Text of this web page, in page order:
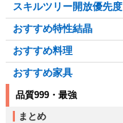
スキルツリー開放優先度
おすすめ特性結晶
おすすめ料理
おすすめ家具
品質999・最強
まとめ